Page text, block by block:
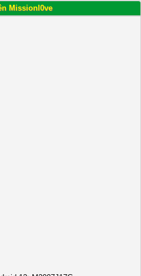
Missionl0ve